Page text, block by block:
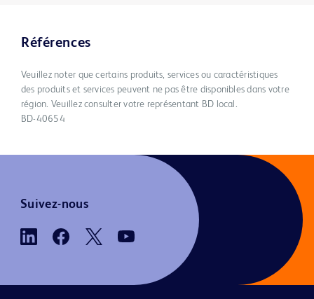
Références
Veuillez noter que certains produits, services ou caractéristiques
des produits et services peuvent ne pas être disponibles dans votre
région. Veuillez consulter votre représentant BD local.
BD-40654
Suivez-nous